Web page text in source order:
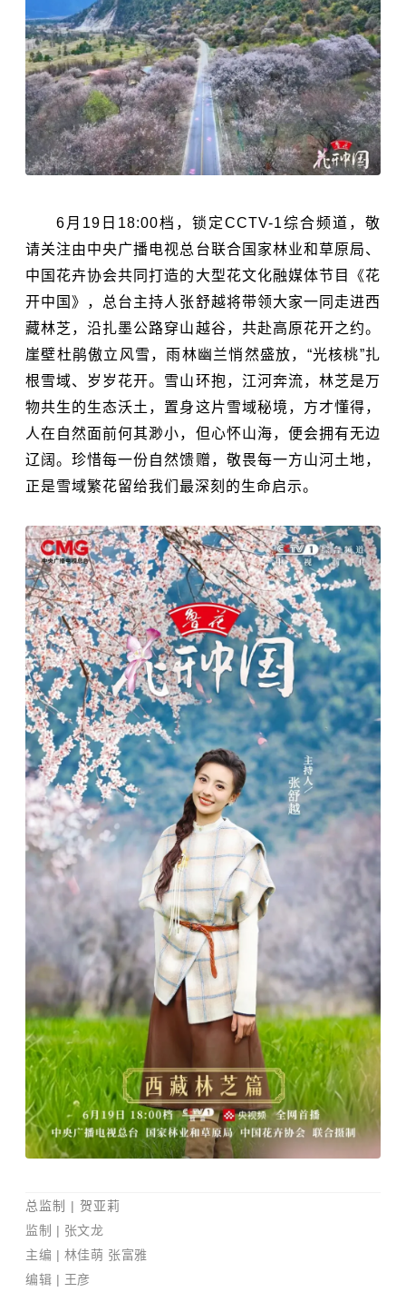
6月19日18:00档，锁定CCTV-1综合频道，敬
请关注由中央广播电视总台联合国家林业和草原局、
中国花卉协会共同打造的大型花文化融媒体节目《花
开中国》，总台主持人张舒越将带领大家一同走进西
藏林芝，沿扎墨公路穿山越谷，共赴高原花开之约。
崖壁杜鹃傲立风雪，雨林幽兰悄然盛放，“光核桃”扎
根雪域、岁岁花开。雪山环抱，江河奔流，林芝是万
物共生的生态沃土，置身这片雪域秘境，方才懂得，
人在自然面前何其渺小，但心怀山海，便会拥有无边
辽阔。珍惜每一份自然馈赠，敬畏每一方山河土地，
正是雪域繁花留给我们最深刻的生命启示。
总监制 | 贺亚莉
监制 | 张文龙
主编 | 林佳萌 张富雅
编辑 | 王彦